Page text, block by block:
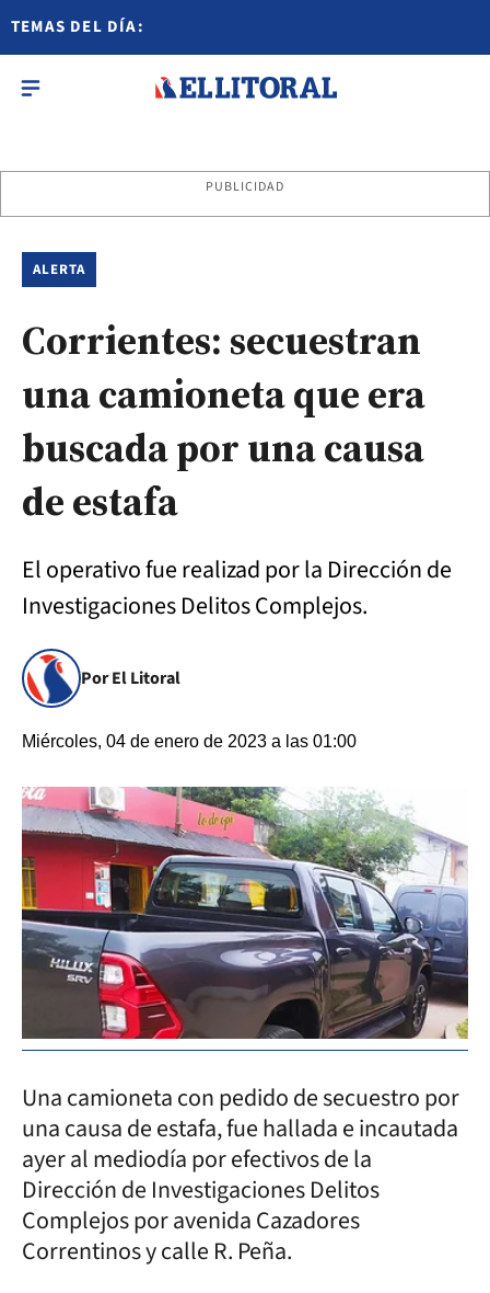
TEMAS DEL DÍA:
PUBLICIDAD
ALERTA
Corrientes: secuestran
una camioneta que era
buscada por una causa
de estafa
El operativo fue realizad por la Dirección de
Investigaciones Delitos Complejos.
Por El Litoral
Miércoles, 04 de enero de 2023 a las 01:00
Una camioneta con pedido de secuestro por
una causa de estafa, fue hallada e incautada
ayer al mediodía por efectivos de la
Dirección de Investigaciones Delitos
Complejos por avenida Cazadores
Correntinos y calle R. Peña.